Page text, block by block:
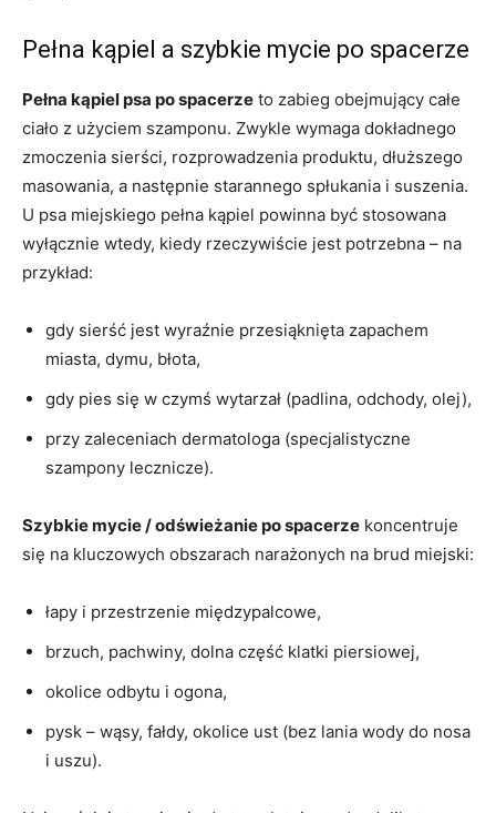
Pełna kąpiel a szybkie mycie po spacerze
Pełna kąpiel psa po spacerze to zabieg obejmujący całe
ciało z użyciem szamponu. Zwykle wymaga dokładnego
zmoczenia sierści, rozprowadzenia produktu, dłuższego
masowania, a następnie starannego spłukania i suszenia.
U psa miejskiego pełna kąpiel powinna być stosowana
wyłącznie wtedy, kiedy rzeczywiście jest potrzebna – na
przykład:
gdy sierść jest wyraźnie przesiąknięta zapachem
miasta, dymu, błota,
gdy pies się w czymś wytarzał (padlina, odchody, olej),
przy zaleceniach dermatologa (specjalistyczne
szampony lecznicze).
Szybkie mycie / odświeżanie po spacerze koncentruje
się na kluczowych obszarach narażonych na brud miejski:
łapy i przestrzenie międzypalcowe,
brzuch, pachwiny, dolna część klatki piersiowej,
okolice odbytu i ogona,
pysk – wąsy, fałdy, okolice ust (bez lania wody do nosa
i uszu).